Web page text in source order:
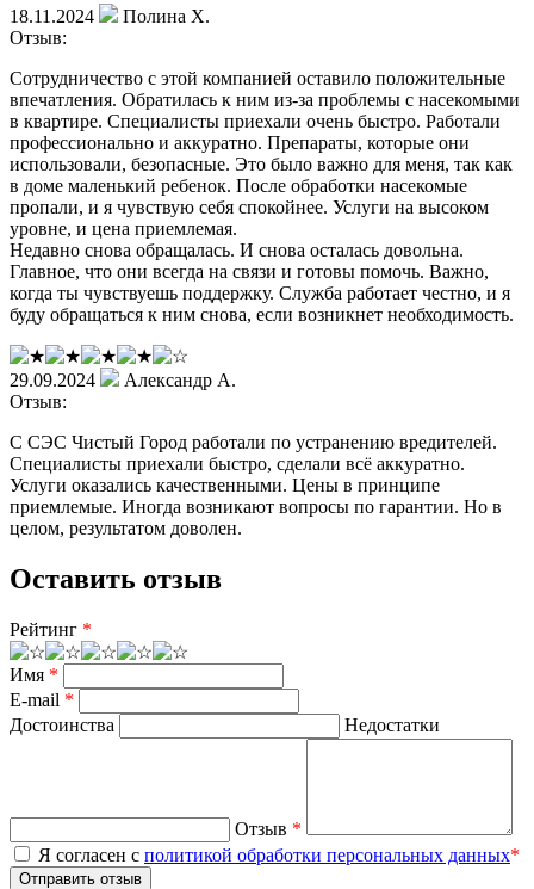
18.11.2024
Полина Х.
Отзыв:
Сотрудничество с этой компанией оставило положительные
впечатления. Обратилась к ним из-за проблемы с насекомыми
в квартире. Специалисты приехали очень быстро. Работали
профессионально и аккуратно. Препараты, которые они
использовали, безопасные. Это было важно для меня, так как
в доме маленький ребенок. После обработки насекомые
пропали, и я чувствую себя спокойнее. Услуги на высоком
уровне, и цена приемлемая.
Недавно снова обращалась. И снова осталась довольна.
Главное, что они всегда на связи и готовы помочь. Важно,
когда ты чувствуешь поддержку. Служба работает честно, и я
буду обращаться к ним снова, если возникнет необходимость.
29.09.2024
Александр А.
Отзыв:
С СЭС Чистый Город работали по устранению вредителей.
Специалисты приехали быстро, сделали всё аккуратно.
Услуги оказались качественными. Цены в принципе
приемлемые. Иногда возникают вопросы по гарантии. Но в
целом, результатом доволен.
Оставить отзыв
Рейтинг *
Имя *
E-mail *
Достоинства
Недостатки
Отзыв *
Я согласен с политикой обработки персональных данных*
Отправить отзыв